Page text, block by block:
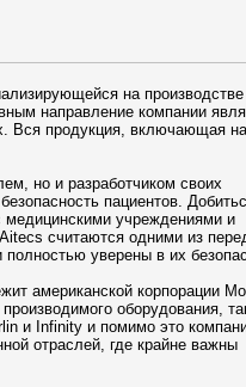
на производстве
направление компании
Вся продукция, включающая
но и разработчиком своих
пациентов.
медицинскими учреждениями и
считаются одними из
уверены в их
американской корпорации
оборудования,
и Infinity и помимо это
отраслей, где крайне важны